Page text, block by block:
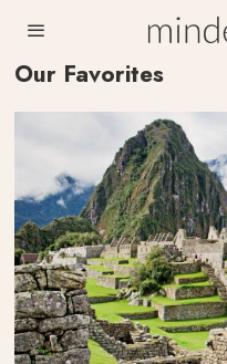
Our Favorites